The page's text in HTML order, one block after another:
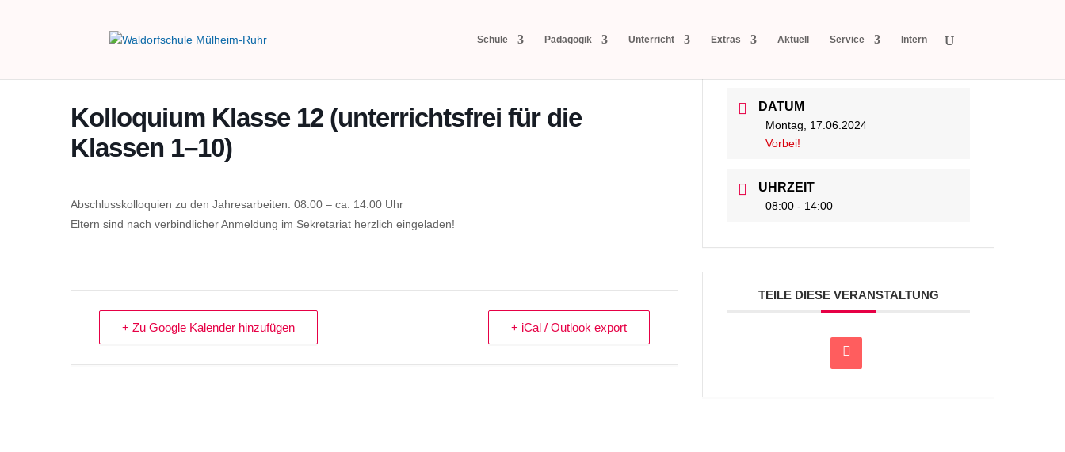
Schule Pädagogik Unterricht Extras Aktuell Service Intern
Kolloquium Klasse 12 (unterrichtsfrei für die
Klassen 1–10)
Abschlusskolloquien zu den Jahresarbeiten. 08:00 – ca. 14:00 Uhr
Eltern sind nach verbindlicher Anmeldung im Sekretariat herzlich eingeladen!
+ Zu Google Kalender hinzufügen + iCal / Outlook export
DATUM
Montag, 17.06.2024
Vorbei!
UHRZEIT
08:00 - 14:00
TEILE DIESE VERANSTALTUNG